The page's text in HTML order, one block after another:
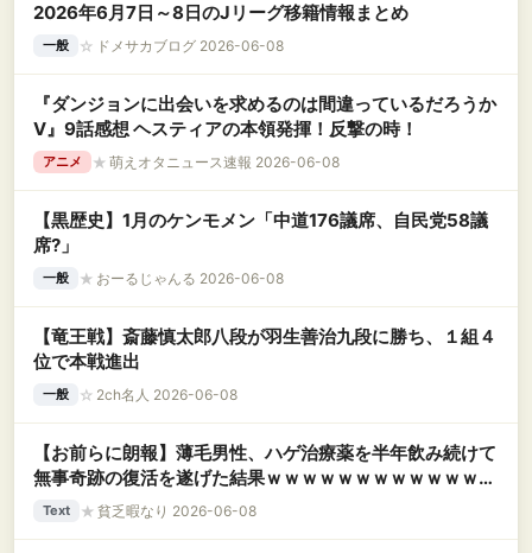
2026年6月7日～8日のJリーグ移籍情報まとめ
一般 ☆ ドメサカブログ 2026-06-08
『ダンジョンに出会いを求めるのは間違っているだろうか
Ⅴ』9話感想 ヘスティアの本領発揮！反撃の時！
アニメ ★ 萌えオタニュース速報 2026-06-08
【黒歴史】1月のケンモメン「中道176議席、自民党58議
席?」
一般 ★ おーるじゃんる 2026-06-08
【竜王戦】斎藤慎太郎八段が羽生善治九段に勝ち、１組４
位で本戦進出
一般 ☆ 2ch名人 2026-06-08
【お前らに朗報】薄毛男性、ハゲ治療薬を半年飲み続けて
無事奇跡の復活を遂げた結果ｗｗｗｗｗｗｗｗｗｗｗｗｗ
ｗ
Text ★ 貧乏暇なり 2026-06-08